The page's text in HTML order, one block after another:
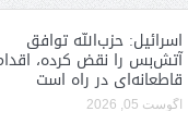
اسرائیل: حزب‌الله توافق
آتش‌بس را نقض کرده،
قاطعانه‌ای در راه است
آگوست 05, 2026